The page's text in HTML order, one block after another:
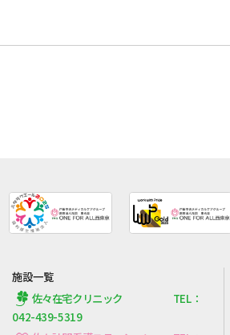
施設一覧
佐々在宅クリニック TEL：
042-439-5319